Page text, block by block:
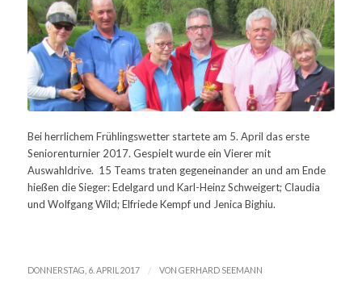
Bei herrlichem Frühlingswetter startete am 5. April das erste
Seniorenturnier 2017. Gespielt wurde ein Vierer mit
Auswahldrive. 15 Teams traten gegeneinander an und am Ende
hießen die Sieger: Edelgard und Karl-Heinz Schweigert; Claudia
und Wolfgang Wild; Elfriede Kempf und Jenica Bighiu.
DONNERSTAG, 6. APRIL 2017 / VON GERHARD SEEMANN